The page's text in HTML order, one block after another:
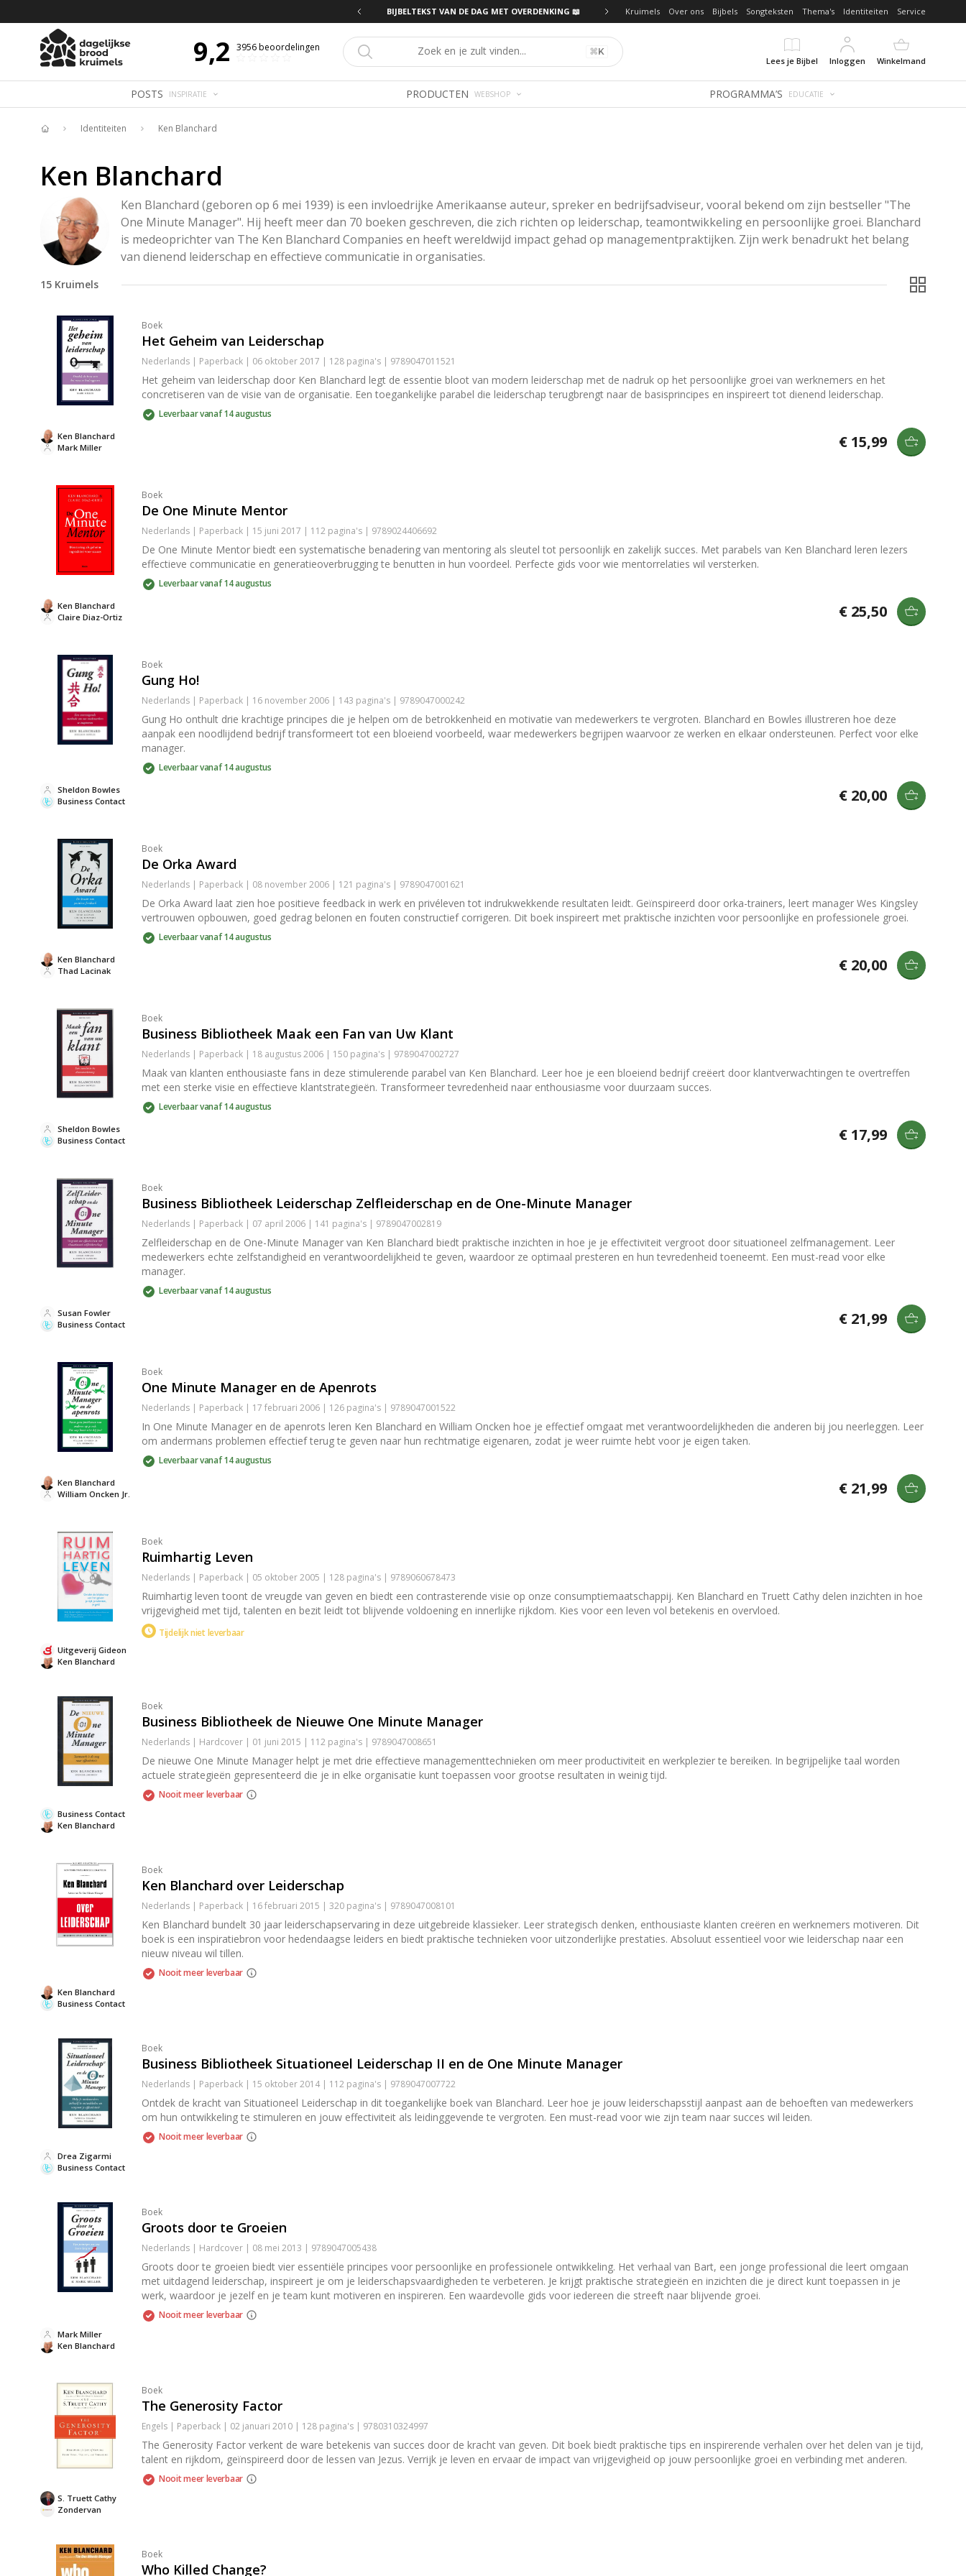
BIJBELTEKST VAN DE DAG MET OVERDENKING 📖 Kruimels Over ons Bijbels Songteksten Thema's Identiteiten Service
9,2 3956beoordelingen ⌘K
Lees je Bijbel
Inloggen Winkelmand
POSTS INSPIRATIE PRODUCTEN WEBSHOP PROGRAMMA’S EDUCATIE
Identiteiten Ken Blanchard
Ken Blanchard
Ken Blanchard (geboren op 6 mei 1939) is een invloedrijke Amerikaanse auteur, spreker en bedrijfsadviseur, vooral bekend om zijn bestseller "The
One Minute Manager". Hij heeft meer dan 70 boeken geschreven, die zich richten op leiderschap, teamontwikkeling en persoonlijke groei. Blanchard
is medeoprichter van The Ken Blanchard Companies en heeft wereldwijd impact gehad op managementpraktijken. Zijn werk benadrukt het belang
van dienend leiderschap en effectieve communicatie in organisaties.
15 Kruimels
Boek
Het Geheim van Leiderschap
Nederlands | Paperback | 06 oktober 2017 | 128 pagina's | 9789047011521
Het geheim van leiderschap door Ken Blanchard legt de essentie bloot van modern leiderschap met de nadruk op het persoonlijke groei van werknemers en het
concretiseren van de visie van de organisatie. Een toegankelijke parabel die leiderschap terugbrengt naar de basisprincipes en inspireert tot dienend leiderschap.
Leverbaar vanaf 14 augustus
Mark Miller
Ken Blanchard € 15,99
Boek
De One Minute Mentor
Nederlands | Paperback | 15 juni 2017 | 112 pagina's | 9789024406692
De One Minute Mentor biedt een systematische benadering van mentoring als sleutel tot persoonlijk en zakelijk succes. Met parabels van Ken Blanchard leren lezers
effectieve communicatie en generatieoverbrugging te benutten in hun voordeel. Perfecte gids voor wie mentorrelaties wil versterken.
Leverbaar vanaf 14 augustus
Claire Diaz-Ortiz
Ken Blanchard € 25,50
Boek
Gung Ho!
Nederlands | Paperback | 16 november 2006 | 143 pagina's | 9789047000242
Gung Ho onthult drie krachtige principes die je helpen om de betrokkenheid en motivatie van medewerkers te vergroten. Blanchard en Bowles illustreren hoe deze
aanpak een noodlijdend bedrijf transformeert tot een bloeiend voorbeeld, waar medewerkers begrijpen waarvoor ze werken en elkaar ondersteunen. Perfect voor elke
manager.
Leverbaar vanaf 14 augustus
Business Contact
Sheldon Bowles € 20,00
Boek
De Orka Award
Nederlands | Paperback | 08 november 2006 | 121 pagina's | 9789047001621
De Orka Award laat zien hoe positieve feedback in werk en privéleven tot indrukwekkende resultaten leidt. Geïnspireerd door orka-trainers, leert manager Wes Kingsley
vertrouwen opbouwen, goed gedrag belonen en fouten constructief corrigeren. Dit boek inspireert met praktische inzichten voor persoonlijke en professionele groei.
Leverbaar vanaf 14 augustus
Thad Lacinak
Ken Blanchard € 20,00
Boek
Business Bibliotheek Maak een Fan van Uw Klant
Nederlands | Paperback | 18 augustus 2006 | 150 pagina's | 9789047002727
Maak van klanten enthousiaste fans in deze stimulerende parabel van Ken Blanchard. Leer hoe je een bloeiend bedrijf creëert door klantverwachtingen te overtreffen
met een sterke visie en effectieve klantstrategieën. Transformeer tevredenheid naar enthousiasme voor duurzaam succes.
Leverbaar vanaf 14 augustus
Business Contact
Sheldon Bowles € 17,99
Boek
Business Bibliotheek Leiderschap Zelfleiderschap en de One-Minute Manager
Nederlands | Paperback | 07 april 2006 | 141 pagina's | 9789047002819
Zelfleiderschap en de One-Minute Manager van Ken Blanchard biedt praktische inzichten in hoe je je effectiviteit vergroot door situationeel zelfmanagement. Leer
medewerkers echte zelfstandigheid en verantwoordelijkheid te geven, waardoor ze optimaal presteren en hun tevredenheid toeneemt. Een must-read voor elke
manager.
Leverbaar vanaf 14 augustus
Business Contact
Susan Fowler € 21,99
Boek
One Minute Manager en de Apenrots
Nederlands | Paperback | 17 februari 2006 | 126 pagina's | 9789047001522
In One Minute Manager en de apenrots leren Ken Blanchard en William Oncken hoe je effectief omgaat met verantwoordelijkheden die anderen bij jou neerleggen. Leer
om andermans problemen effectief terug te geven naar hun rechtmatige eigenaren, zodat je weer ruimte hebt voor je eigen taken.
Leverbaar vanaf 14 augustus
William Oncken Jr.
Ken Blanchard € 21,99
Boek
Ruimhartig Leven
Nederlands | Paperback | 05 oktober 2005 | 128 pagina's | 9789060678473
Ruimhartig leven toont de vreugde van geven en biedt een contrasterende visie op onze consumptiemaatschappij. Ken Blanchard en Truett Cathy delen inzichten in hoe
vrijgevigheid met tijd, talenten en bezit leidt tot blijvende voldoening en innerlijke rijkdom. Kies voor een leven vol betekenis en overvloed.
Tijdelijk niet leverbaar
Ken Blanchard
Uitgeverij Gideon
Boek
Business Bibliotheek de Nieuwe One Minute Manager
Nederlands | Hardcover | 01 juni 2015 | 112 pagina's | 9789047008651
De nieuwe One Minute Manager helpt je met drie effectieve managementtechnieken om meer productiviteit en werkplezier te bereiken. In begrijpelijke taal worden
actuele strategieën gepresenteerd die je in elke organisatie kunt toepassen voor grootse resultaten in weinig tijd.
Nooit meer leverbaar
Ken Blanchard
Business Contact
Boek
Ken Blanchard over Leiderschap
Nederlands | Paperback | 16 februari 2015 | 320 pagina's | 9789047008101
Ken Blanchard bundelt 30 jaar leiderschapservaring in deze uitgebreide klassieker. Leer strategisch denken, enthousiaste klanten creëren en werknemers motiveren. Dit
boek is een inspiratiebron voor hedendaagse leiders en biedt praktische technieken voor uitzonderlijke prestaties. Absoluut essentieel voor wie leiderschap naar een
nieuw niveau wil tillen.
Nooit meer leverbaar
Business Contact
Ken Blanchard
Boek
Business Bibliotheek Situationeel Leiderschap II en de One Minute Manager
Nederlands | Paperback | 15 oktober 2014 | 112 pagina's | 9789047007722
Ontdek de kracht van Situationeel Leiderschap in dit toegankelijke boek van Blanchard. Leer hoe je jouw leiderschapsstijl aanpast aan de behoeften van medewerkers
om hun ontwikkeling te stimuleren en jouw effectiviteit als leidinggevende te vergroten. Een must-read voor wie zijn team naar succes wil leiden.
Nooit meer leverbaar
Business Contact
Drea Zigarmi
Boek
Groots door te Groeien
Nederlands | Hardcover | 08 mei 2013 | 9789047005438
Groots door te groeien biedt vier essentiële principes voor persoonlijke en professionele ontwikkeling. Het verhaal van Bart, een jonge professional die leert omgaan
met uitdagend leiderschap, inspireert je om je leiderschapsvaardigheden te verbeteren. Je krijgt praktische strategieën en inzichten die je direct kunt toepassen in je
werk, waardoor je jezelf en je team kunt motiveren en inspireren. Een waardevolle gids voor iedereen die streeft naar blijvende groei.
Nooit meer leverbaar
Ken Blanchard
Mark Miller
Boek
The Generosity Factor
Engels | Paperback | 02 januari 2010 | 128 pagina's | 9780310324997
The Generosity Factor verkent de ware betekenis van succes door de kracht van geven. Dit boek biedt praktische tips en inspirerende verhalen over het delen van je tijd,
talent en rijkdom, geïnspireerd door de lessen van Jezus. Verrijk je leven en ervaar de impact van vrijgevigheid op jouw persoonlijke groei en verbinding met anderen.
Nooit meer leverbaar
Zondervan
S. Truett Cathy
Boek
Who Killed Change?